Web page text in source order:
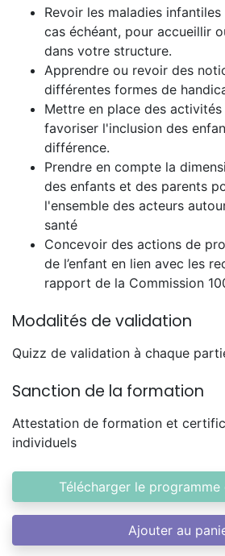
Revoir les maladies
cas échéant, pour accueillir
dans votre structure.
Apprendre ou revoir des
différentes formes de
Mettre en place des
favoriser l'inclusion des
différence.
Prendre en compte la
des enfants et des parents
l'ensemble des acteurs
santé
Concevoir des actions de
de l’enfant en lien avec les
rapport de la Commission
Modalités de validation
Quizz de validation à chaque
Sanction de la formation
Attestation de formation et
individuels
Télécharger le
Ajouter au